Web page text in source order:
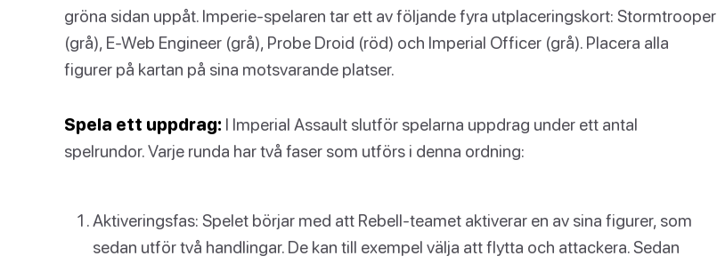
gröna sidan uppåt. Imperie-spelaren tar ett av följande fyra utplaceringskort: Stormtrooper
(grå), E-Web Engineer (grå), Probe Droid (röd) och Imperial Officer (grå). Placera alla
figurer på kartan på sina motsvarande platser.
Spela ett uppdrag: I Imperial Assault slutför spelarna uppdrag under ett antal
spelrundor. Varje runda har två faser som utförs i denna ordning:
Aktiveringsfas: Spelet börjar med att Rebell-teamet aktiverar en av sina figurer, som
sedan utför två handlingar. De kan till exempel välja att flytta och attackera. Sedan